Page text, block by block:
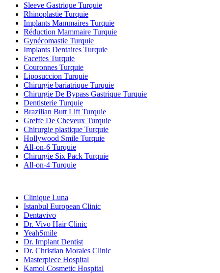
Sleeve Gastrique Turquie
Rhinoplastie Turquie
Implants Mammaires Turquie
Réduction Mammaire Turquie
Gynécomastie Turquie
Implants Dentaires Turquie
Facettes Turquie
Couronnes Turquie
Liposuccion Turquie
Chirurgie bariatrique Turquie
Chirurgie De Bypass Gastrique Turquie
Dentisterie Turquie
Brazilian Butt Lift Turquie
Greffe De Cheveux Turquie
Chirurgie plastique Turquie
Hollywood Smile Turquie
All-on-6 Turquie
Chirurgie Six Pack Turquie
All-on-4 Turquie
Clinique Luna
Istanbul European Clinic
Dentavivo
Dr. Vivo Hair Clinic
YeahSmile
Dr. Implant Dentist
Dr. Christian Morales Clinic
Masterpiece Hospital
Kamol Cosmetic Hospital